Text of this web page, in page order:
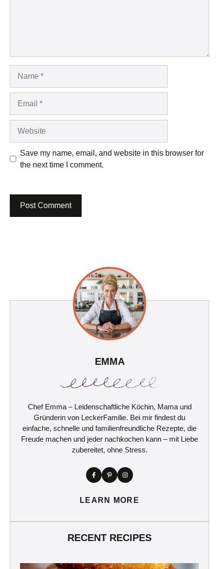
Save my name, email, and website in this browser for
the next time I comment.
EMMA
Chef Emma – Leidenschaftliche Köchin, Mama und
Gründerin von LeckerFamilie. Bei mir findest du
einfache, schnelle und familienfreundliche Rezepte, die
Freude machen und jeder nachkochen kann – mit Liebe
zubereitet, ohne Stress.
LEARN MORE
RECENT RECIPES